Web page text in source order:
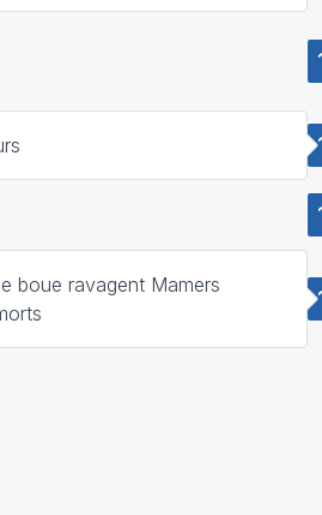
boue ravagent Mamers